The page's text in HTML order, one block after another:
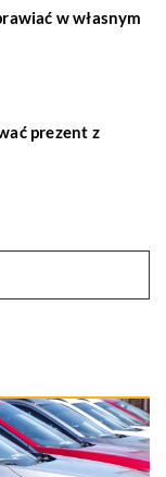
w własnym
prezent z